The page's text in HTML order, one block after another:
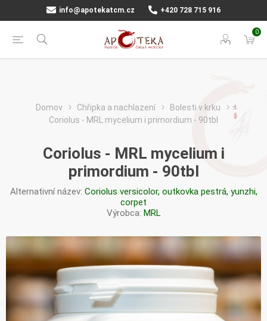
info@apotekatcm.cz +420 728 715 916
0
Domov Chřipka a nachlazení
Bolesti v krku
Coriolus - MRL mycelium i primordium - 90tbl
Coriolus - MRL mycelium i
primordium - 90tbl
Alternativní název: Coriolus versicolor, outkovka pestrá, yunzhi,
corpet
Výrobca: MRL